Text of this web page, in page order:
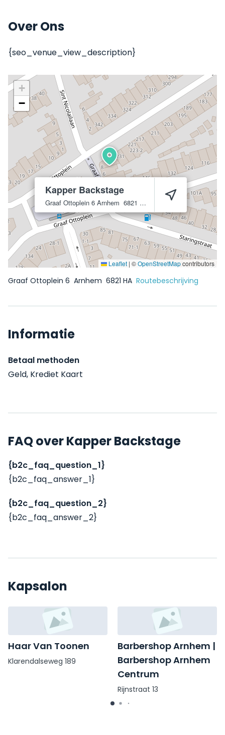
Over Ons
{seo_venue_view_description}
Kapper Backstage
Graaf Ottoplein 6 Arnhem 6821 HA
+
−
Leaflet | ©OpenStreetMapcontributors
Graaf Ottoplein 6 Arnhem 6821 HA Routebeschrijving
Informatie
Betaal methoden
Geld, Krediet Kaart
FAQ over Kapper Backstage
{b2c_faq_question_1}
{b2c_faq_answer_1}
{b2c_faq_question_2}
{b2c_faq_answer_2}
Kapsalon
Haar Van Toonen
Klarendalseweg 189
Barbershop Arnhem |
Barbershop Arnhem
Centrum
Rijnstraat 13